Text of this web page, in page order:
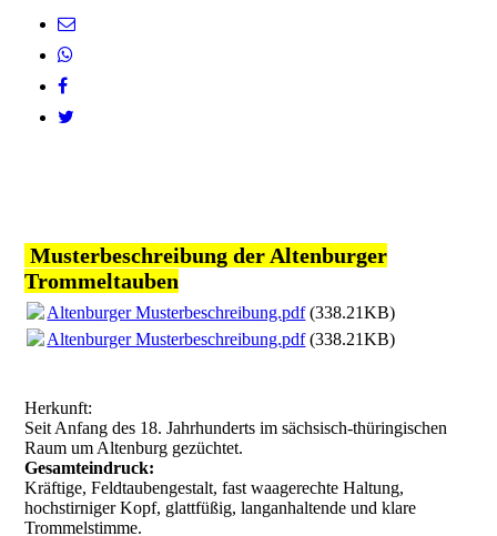
Musterbeschreibung der Altenburger
Trommeltauben
Altenburger Musterbeschreibung.pdf(338.21KB)
Altenburger Musterbeschreibung.pdf(338.21KB)
Herkunft:
Seit Anfang des 18. Jahrhunderts im sächsisch-thüringischen
Raum um Altenburg gezüchtet.
Gesamteindruck:
Kräftige, Feldtaubengestalt, fast waagerechte Haltung,
hochstirniger Kopf, glattfüßig, langanhaltende und klare
Trommelstimme.